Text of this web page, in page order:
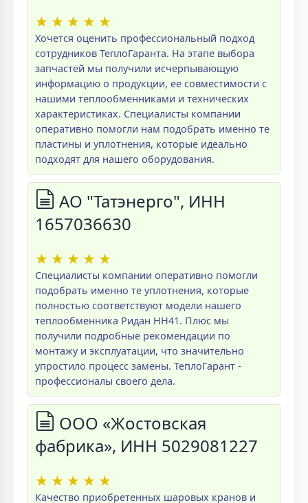
★ ★ ★ ★ ★
Хочется оценить профессиональный подход
сотрудников ТеплоГаранта. На этапе выбора
запчастей мы получили исчерпывающую
информацию о продукции, ее совместимости с
нашими теплообменниками и технических
характеристиках. Специалисты компании
оперативно помогли нам подобрать именно те
пластины и уплотнения, которые идеально
подходят для нашего оборудования.
АО "Татэнерго", ИНН
1657036630
★ ★ ★ ★ ★
Специалисты компании оперативно помогли
подобрать именно те уплотнения, которые
полностью соответствуют модели нашего
теплообменника Ридан НН41. Плюс мы
получили подробные рекомендации по
монтажу и эксплуатации, что значительно
упростило процесс замены. ТеплоГарант -
профессионалы своего дела.
ООО «Жостовская
фабрика», ИНН 5029081227
★ ★ ★ ★ ★
Качество приобретенных шаровых кранов и